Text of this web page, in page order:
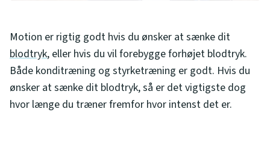
Motion er rigtig godt hvis du ønsker at sænke dit
blodtryk, eller hvis du vil forebygge forhøjet blodtryk.
Både konditræning og styrketræning er godt. Hvis du
ønsker at sænke dit blodtryk, så er det vigtigste dog
hvor længe du træner fremfor hvor intenst det er.